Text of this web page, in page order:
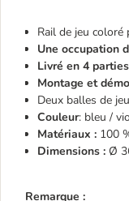
Rail de jeu coloré
Une occupation
Livré en 4 parties
Montage et
Deux balles de
Couleur: bleu /
Matériaux : 100
Dimensions : Ø
Remarque :